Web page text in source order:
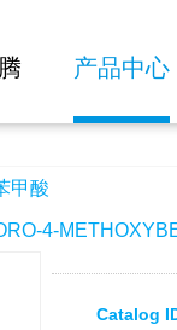
产品中心
甲酸
4-
Catalog